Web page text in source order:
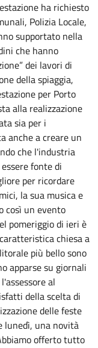
ha richiesto
Polizia Locale,
supportato nella
che hanno
dei lavori di
della spiaggia,
per Porto
alla realizzazione
sia per i
anche a creare un
che l'industria
fonte di
per ricordare
la sua musica e
così un evento
pomeriggio di ieri è
chiesa a
più bello sono
apparse su giornali
al
della scelta di
delle feste
lunedì, una novità
offerto tutto